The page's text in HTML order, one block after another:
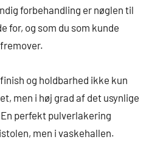
forbehandling er nøglen til
for, og som du som kunde
og holdbarhed ikke kun
men i høj grad af det usynlige
perfekt pulverlakering
men i vaskehallen.